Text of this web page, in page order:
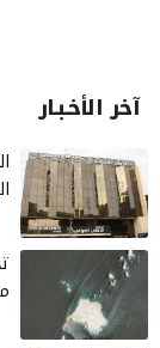
آخر الأخـبـار